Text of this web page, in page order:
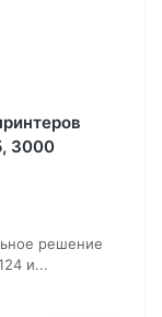
3000
решение
и...